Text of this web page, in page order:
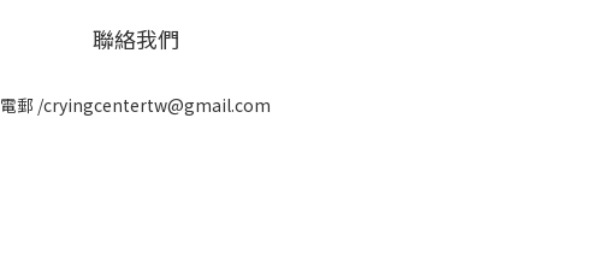
聯絡我們
電郵 /cryingcentertw@gmail.com